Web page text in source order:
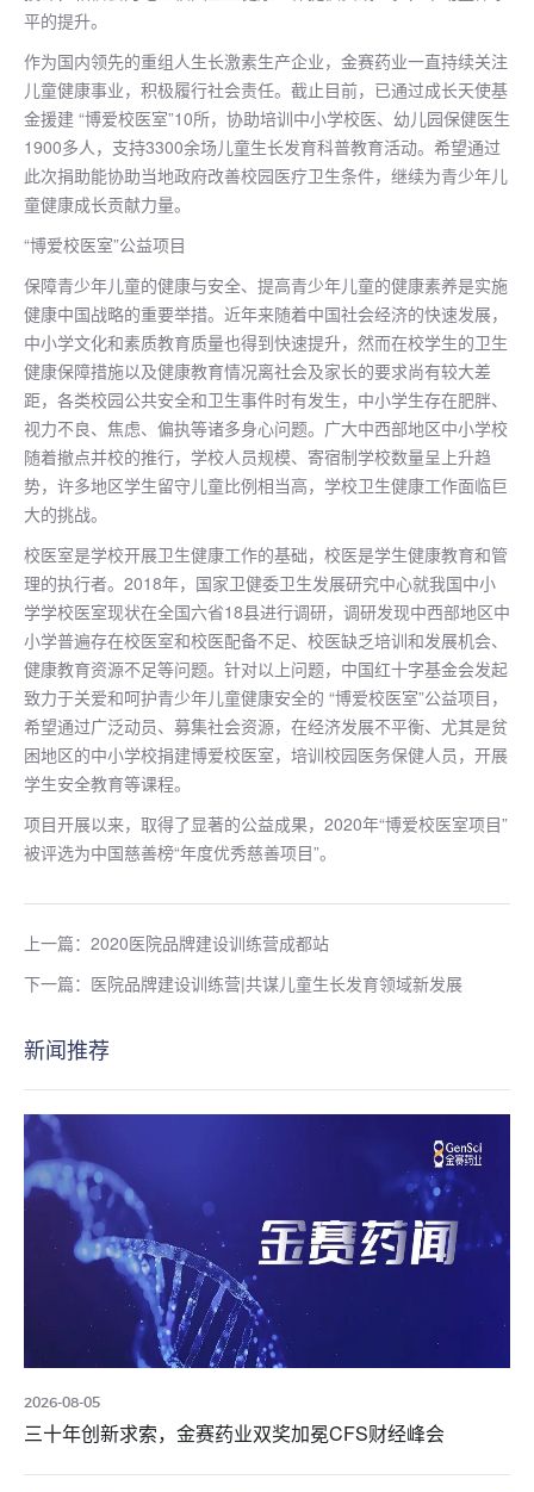
平的提升。
作为国内领先的重组人生长激素生产企业，金赛药业一直持续关注
儿童健康事业，积极履行社会责任。截止目前，已通过成长天使基
金援建 “博爱校医室”10所，协助培训中小学校医、幼儿园保健医生
1900多人，支持3300余场儿童生长发育科普教育活动。希望通过
此次捐助能协助当地政府改善校园医疗卫生条件，继续为青少年儿
童健康成长贡献力量。
“博爱校医室”公益项目
保障青少年儿童的健康与安全、提高青少年儿童的健康素养是实施
健康中国战略的重要举措。近年来随着中国社会经济的快速发展，
中小学文化和素质教育质量也得到快速提升，然而在校学生的卫生
健康保障措施以及健康教育情况离社会及家长的要求尚有较大差
距，各类校园公共安全和卫生事件时有发生，中小学生存在肥胖、
视力不良、焦虑、偏执等诸多身心问题。广大中西部地区中小学校
随着撤点并校的推行，学校人员规模、寄宿制学校数量呈上升趋
势，许多地区学生留守儿童比例相当高，学校卫生健康工作面临巨
大的挑战。
校医室是学校开展卫生健康工作的基础，校医是学生健康教育和管
理的执行者。2018年，国家卫健委卫生发展研究中心就我国中小
学学校医室现状在全国六省18县进行调研，调研发现中西部地区中
小学普遍存在校医室和校医配备不足、校医缺乏培训和发展机会、
健康教育资源不足等问题。针对以上问题，中国红十字基金会发起
致力于关爱和呵护青少年儿童健康安全的 “博爱校医室”公益项目，
希望通过广泛动员、募集社会资源，在经济发展不平衡、尤其是贫
困地区的中小学校捐建博爱校医室，培训校园医务保健人员，开展
学生安全教育等课程。
项目开展以来，取得了显著的公益成果，2020年“博爱校医室项目”
被评选为中国慈善榜“年度优秀慈善项目”。
上一篇：2020医院品牌建设训练营成都站
下一篇：医院品牌建设训练营|共谋儿童生长发育领域新发展
新闻推荐
2026-08-05
三十年创新求索，金赛药业双奖加冕CFS财经峰会